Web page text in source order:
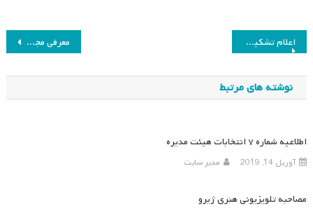
راهبری
نوشته
معرفی مجله پژوهش های برنامه درسی فراملی اعلام تشکیل مجدد جلسات گروپ برنامه درسی و آموزش علوم
نوشته های مرتبط
اطلاعیه شماره ۷ انتخابات هیئت مدیره
آوریل 14, 2019 مدیر سایت
مصاحبه تلویزیونی هنری ژیرو